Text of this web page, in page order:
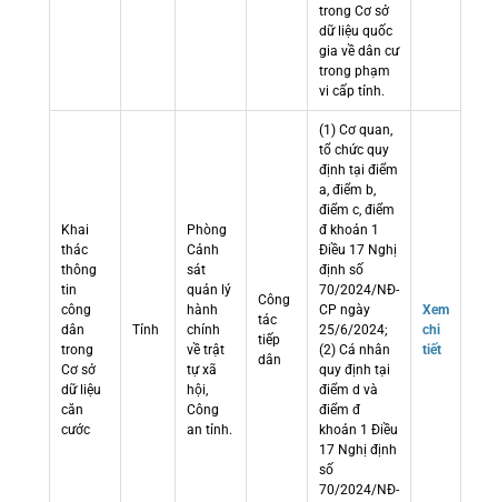
trong Cơ sở
dữ liệu quốc
gia về dân cư
trong phạm
vi cấp tỉnh.
Khai
thác
thông
tin
công
dân
trong
Cơ sở
dữ liệu
căn
cước
Tỉnh
Phòng
Cảnh
sát
quản lý
hành
chính
về trật
tự xã
hội,
Công
an tỉnh.
Công
tác
tiếp
dân
(1) Cơ quan,
tổ chức quy
định tại điểm
a, điểm b,
điểm c, điểm
đ khoản 1
Điều 17 Nghị
định số
70/2024/NĐ-
CP ngày
25/6/2024;
(2) Cá nhân
quy định tại
điểm d và
điểm đ
khoản 1 Điều
17 Nghị định
số
70/2024/NĐ-
Xem
chi
tiết